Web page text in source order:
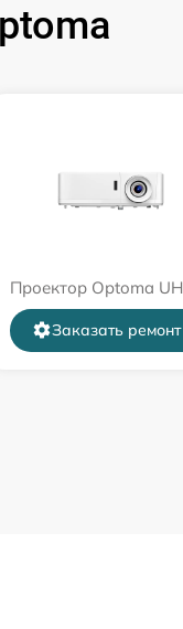
Проектор Optoma
Заказать ремонт